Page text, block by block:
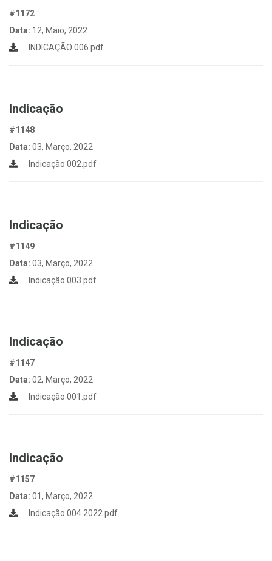
#1172
Data: 12, Maio, 2022
INDICAÇÃO 006.pdf
Indicação
#1148
Data: 03, Março, 2022
Indicação 002.pdf
Indicação
#1149
Data: 03, Março, 2022
Indicação 003.pdf
Indicação
#1147
Data: 02, Março, 2022
Indicação 001.pdf
Indicação
#1157
Data: 01, Março, 2022
Indicação 004 2022.pdf